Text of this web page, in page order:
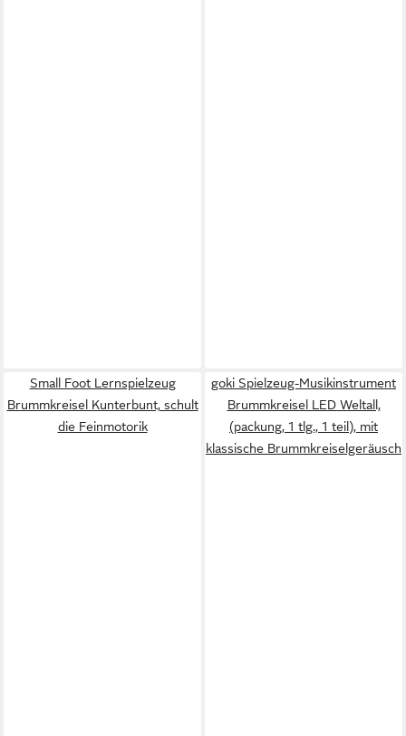
Small Foot Lernspielzeug
Brummkreisel Kunterbunt, schult
die Feinmotorik
goki Spielzeug-Musikinstrument
Brummkreisel LED Weltall,
(packung, 1 tlg., 1 teil), mit
klassische Brummkreiselgeräusch